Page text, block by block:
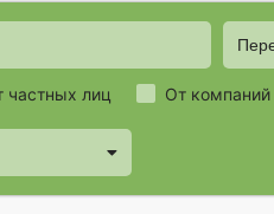
частных лиц От компаний